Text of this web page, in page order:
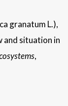
granatum L.),
and situation in
,